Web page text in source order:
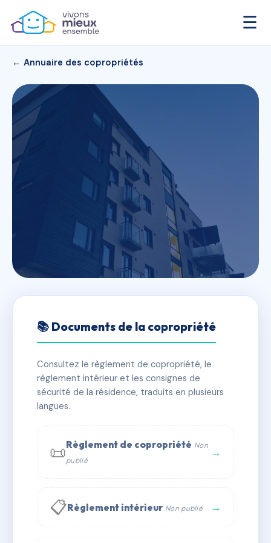
☰
← Annuaire des copropriétés
8 RUE DES DAMES
✓ Immatriculée 🏠 14 lots 🏗 2 bâtiment(s)
📞 Contacter Syndic Digital
📚 Documents de la copropriété
Consultez le règlement de copropriété, le
règlement intérieur et les consignes de
sécurité de la résidence, traduits en plusieurs
langues.
📜Règlement de copropriété Non
publié
→
📋Règlement intérieur Non publié →